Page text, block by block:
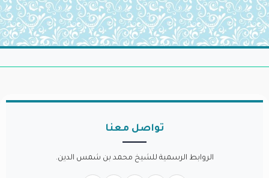
تواصل معنا
الروابط الرسمية للشيخ محمد بن شمس الدين.